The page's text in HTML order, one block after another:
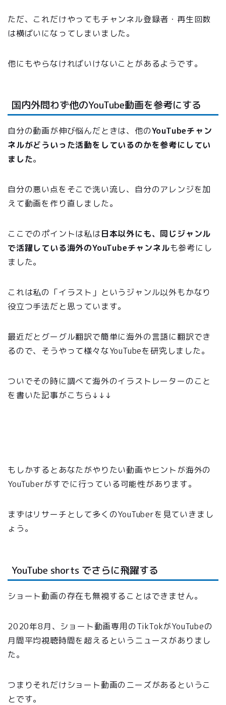
ただ、これだけやってもチャンネル登録者・再生回数
は横ばいになってしまいました。
他にもやらなければいけないことがあるようです。
国内外問わず他のYouTube動画を参考にする
自分の動画が伸び悩んだときは、他のYouTubeチャン
ネルがどういった活動をしているのかを参考にしてい
ました。
自分の悪い点をそこで洗い流し、自分のアレンジを加
えて動画を作り直しました。
ここでのポイントは私は日本以外にも、同じジャンル
で活躍している海外のYouTubeチャンネルも参考にし
ました。
これは私の「イラスト」というジャンル以外もかなり
役立つ手法だと思っています。
最近だとグーグル翻訳で簡単に海外の言語に翻訳でき
るので、そうやって様々なYouTubeを研究しました。
ついでその時に調べて海外のイラストレーターのこと
を書いた記事がこちら↓↓↓
もしかするとあなたがやりたい動画やヒントが海外の
YouTuberがすでに行っている可能性があります。
まずはリサーチとして多くのYouTuberを見ていきまし
ょう。
YouTube shorts でさらに飛躍する
ショート動画の存在も無視することはできません。
2020年8月、ショート動画専用のTikTokがYouTubeの
月間平均視聴時間を超えるというニュースがありまし
た。
つまりそれだけショート動画のニーズがあるというこ
とです。